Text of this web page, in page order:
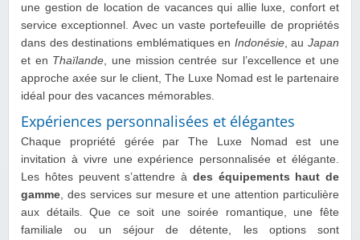
une gestion de location de vacances qui allie luxe, confort et
service exceptionnel. Avec un vaste portefeuille de propriétés
dans des destinations emblématiques en Indonésie, auJapan
et en Thaïlande , une mission centrée sur l’excellence et une
approche axée sur le client, The Luxe Nomad est le partenaire
idéal pour des vacances mémorables.
Expériences personnalisées et élégantes
Chaque propriété gérée par The Luxe Nomad est une
invitation à vivre une expérience personnalisée et élégante.
Les hôtes peuvent s’attendre à des équipements haut de
gamme , des services sur mesure et une attention particulière
aux détails. Que ce soit une soirée romantique, une fête
familiale ou un séjour de détente, les options sont